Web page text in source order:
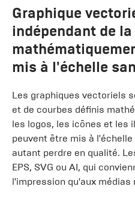
Graphique
indépendant de
mis à l'échelle
Les graphiques vectoriels
et de courbes définis
les logos, les icônes et les
peuvent être mis à
autant perdre en qualité.
EPS, SVG ou AI, qui
l'impression qu'aux médias